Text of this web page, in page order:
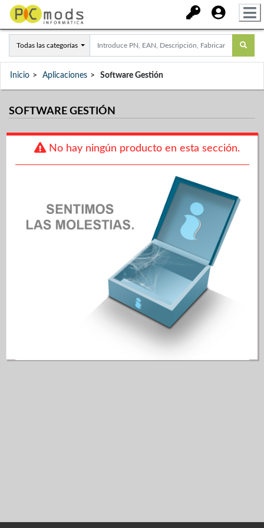
Todas las categorías
Inicio Aplicaciones Software Gestión
SOFTWARE GESTIÓN
No hay ningún producto en esta sección.